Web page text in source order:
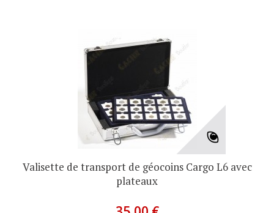
Valisette de transport de géocoins Cargo L6 avec
plateaux